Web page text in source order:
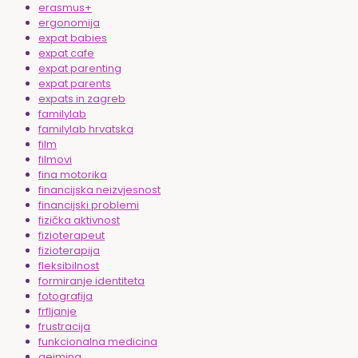
erasmus+
ergonomija
expat babies
expat cafe
expat parenting
expat parents
expats in zagreb
familylab
familylab hrvatska
film
filmovi
fina motorika
financijska neizvjesnost
financijski problemi
fizička aktivnost
fizioterapeut
fizioterapija
fleksibilnost
formiranje identiteta
fotografija
frfljanje
frustracija
funkcionalna medicina